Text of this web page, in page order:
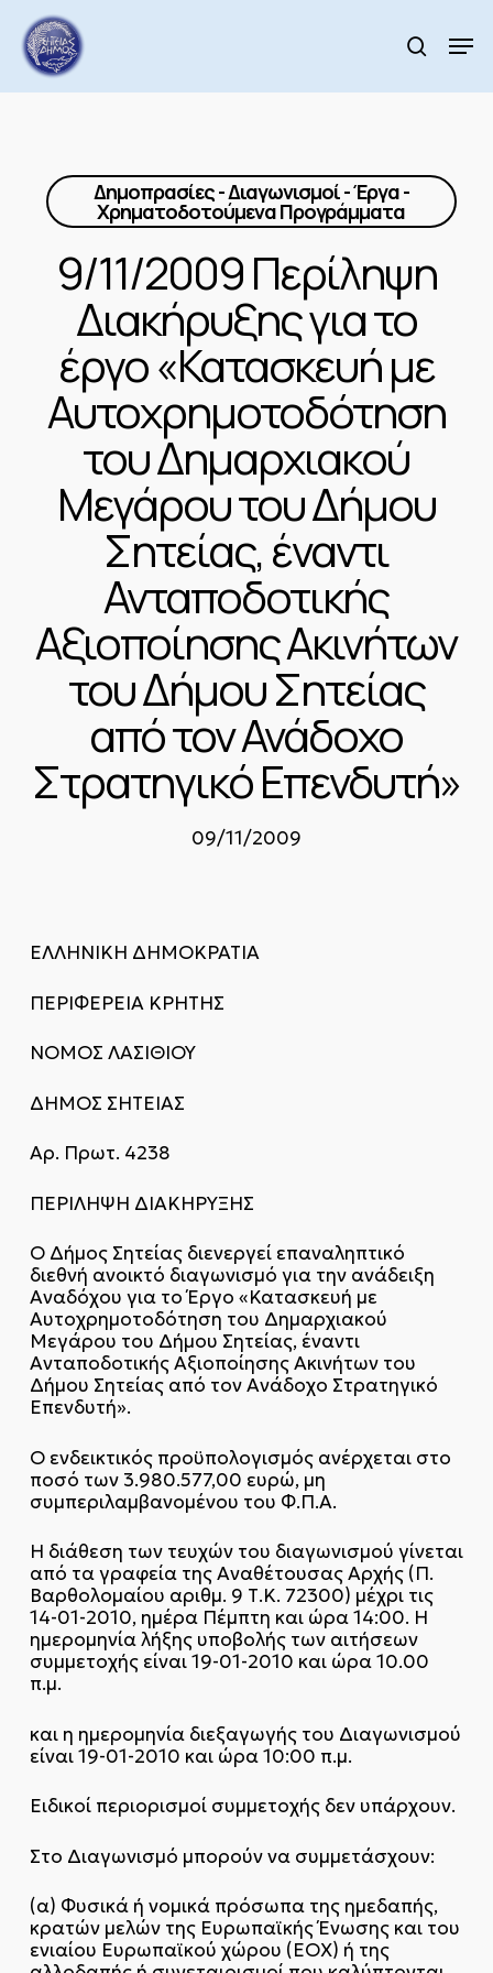
main
content
search
Δημοπρασίες - Διαγωνισμοί - Έργα -
Χρηματοδοτούμενα Προγράμματα
9/11/2009 Περίληψη
Διακήρυξης για το
έργο «Κατασκευή με
Αυτοχρημοτοδότηση
του Δημαρχιακού
Μεγάρου του Δήμου
Σητείας, έναντι
Ανταποδοτικής
Αξιοποίησης Ακινήτων
του Δήμου Σητείας
από τον Ανάδοχο
Στρατηγικό Επενδυτή»
09/11/2009
ΕΛΛΗΝΙΚΗ ΔΗΜΟΚΡΑΤΙΑ
ΠΕΡΙΦΕΡΕΙΑ ΚΡΗΤΗΣ
ΝΟΜΟΣ ΛΑΣΙΘΙΟΥ
ΔΗΜΟΣ ΣΗΤΕΙΑΣ
Αρ. Πρωτ. 4238
ΠΕΡΙΛΗΨΗ ΔΙΑΚΗΡΥΞΗΣ
Ο Δήμος Σητείας διενεργεί επαναληπτικό
διεθνή ανοικτό διαγωνισμό για την ανάδειξη
Αναδόχου για το Έργο «Κατασκευή με
Αυτοχρημοτοδότηση του Δημαρχιακού
Μεγάρου του Δήμου Σητείας, έναντι
Ανταποδοτικής Αξιοποίησης Ακινήτων του
Δήμου Σητείας από τον Ανάδοχο Στρατηγικό
Επενδυτή».
Ο ενδεικτικός προϋπολογισμός ανέρχεται στο
ποσό των 3.980.577,00 ευρώ, μη
συμπεριλαμβανομένου του Φ.Π.Α.
Η διάθεση των τευχών του διαγωνισμού γίνεται
από τα γραφεία της Αναθέτουσας Αρχής (Π.
Βαρθολομαίου αριθμ. 9 Τ.Κ. 72300) μέχρι τις
14-01-2010, ημέρα Πέμπτη και ώρα 14:00. Η
ημερομηνία λήξης υποβολής των αιτήσεων
συμμετοχής είναι 19-01-2010 και ώρα 10.00
π.μ.
και η ημερομηνία διεξαγωγής του Διαγωνισμού
είναι 19-01-2010 και ώρα 10:00 π.μ.
Ειδικοί περιορισμοί συμμετοχής δεν υπάρχουν.
Στο Διαγωνισμό μπορούν να συμμετάσχουν:
(α) Φυσικά ή νομικά πρόσωπα της ημεδαπής,
κρατών μελών της Ευρωπαϊκής Ένωσης και του
ενιαίου Ευρωπαϊκού χώρου (ΕΟΧ) ή της
Menu